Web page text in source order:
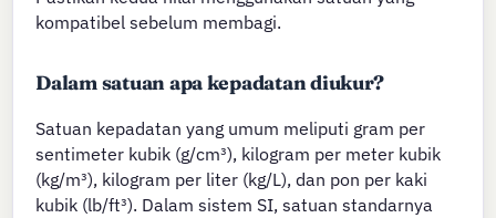
kompatibel sebelum membagi.
Dalam satuan apa kepadatan diukur?
Satuan kepadatan yang umum meliputi gram per
sentimeter kubik (g/cm³), kilogram per meter kubik
(kg/m³), kilogram per liter (kg/L), dan pon per kaki
kubik (lb/ft³). Dalam sistem SI, satuan standarnya